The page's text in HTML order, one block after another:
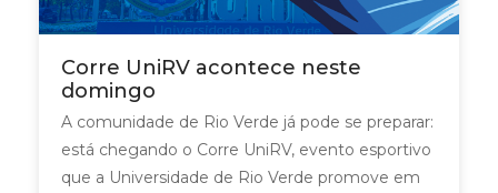
Corre UniRV acontece neste
domingo
A comunidade de Rio Verde já pode se preparar:
está chegando o Corre UniRV, evento esportivo
que a Universidade de Rio Verde promove em